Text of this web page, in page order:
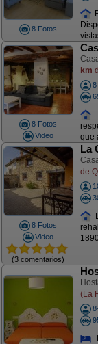
8 Fotos
8 Fotos
Video
km
que
8 Fotos
Video
(3 comentarios)
La
de
(La